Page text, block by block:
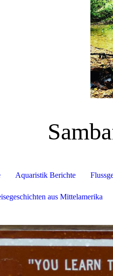
Aquaristik Berichte
aus Mittelamerika